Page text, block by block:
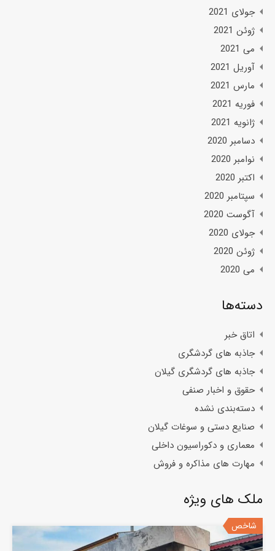
جولای 2021
ژوئن 2021
می 2021
آوریل 2021
مارس 2021
فوریه 2021
ژانویه 2021
دسامبر 2020
نوامبر 2020
اکتبر 2020
سپتامبر 2020
آگوست 2020
جولای 2020
ژوئن 2020
می 2020
دسته‌ها
اتاق خبر
جاذبه های گردشگری
جاذبه های گردشگری گیلان
حقوق و اخبار صنفی
دسته‌بندی نشده
صنایع دستی و سوغات گیلان
معماری و دکوراسیون داخلی
مهارت های مذاکره و فروش
ملک های ویژه
شاخص